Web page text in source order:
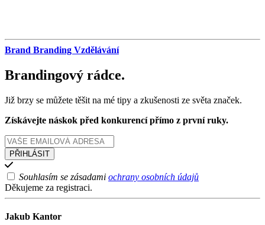
Brand Branding Vzdělávání
Brandingový rádce.
Již brzy se můžete těšit na mé tipy a zkušenosti ze světa značek.
Získávejte náskok před konkurencí přímo z první ruky.
Souhlasím se zásadami ochrany osobních údajů
Děkujeme za registraci.
Jakub Kantor